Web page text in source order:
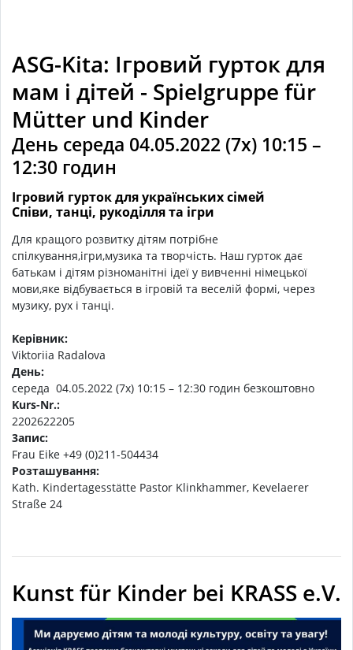
ASG-Kita: Ігровий гурток для
мам і дітей - Spielgruppe für
Mütter und Kinder
День середа 04.05.2022 (7x) 10:15 –
12:30 гoдин
Ігровий гурток для українських сімей
Співи, танці, рукоділля та ігри
Для кращого розвитку дітям потрібне
спілкування,ігри,музика та творчість. Наш гурток дає
батькам і дітям різноманітні ідеї у вивченні німецької
мови,яке відбувається в ігровій та веселій формі, через
музику, рух і танці.
Kерівник:
Viktoriia Radalova
День:
середа 04.05.2022 (7x) 10:15 – 12:30 гoдин безкоштовнo
Kurs-Nr.:
2202622205
3aпис:
Frau Eike +49 (0)211-504434
Розташування:
Kath. Kindertagesstätte Pastor Klinkhammer, Kevelaerer
Straße 24
Kunst für Kinder bei KRASS e.V.